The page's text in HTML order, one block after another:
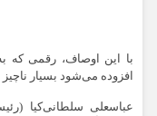
با این اوصاف، رقمی که
افزوده می‌شود بسیار
عباسعلی سلطانی‌کیا